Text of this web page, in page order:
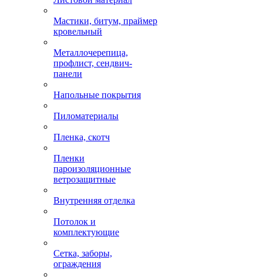
Мастики, битум, праймер
кровельный
Металлочерепица,
профлист, сендвич-
панели
Напольные покрытия
Пиломатериалы
Пленка, скотч
Пленки
пароизоляционные
ветрозащитные
Внутренняя отделка
Потолок и
комплектующие
Сетка, заборы,
ограждения